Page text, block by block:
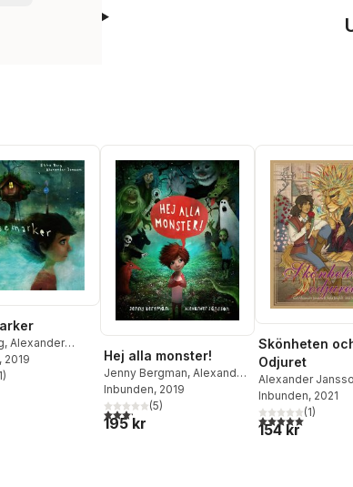
, Alexander
, 2019
Totalt antal röster:
1)
Hej alla monster!
Jenny Bergman, Alexander
Jansson
Inbunden, 2019
3,2utav 5 stjärnor. Totalt antal röster:
(5)
195 kr
Skönheten
Odjuret
Alexander
Jensfelt
Inbunden, 2021
5,0utav 5(1)
154 kr